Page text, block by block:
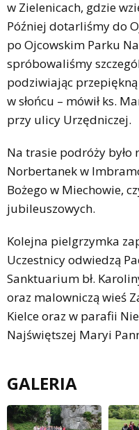
w Zielenicach, gdzie
Później dotarliśmy do
po Ojcowskim Parku
spróbowaliśmy
podziwiając
w słońcu – mówił ks.
przy ulicy Urzędniczej.
Na trasie podróży
Norbertanek w
Bożego w Miechowie,
jubileuszowych.
Kolejna pielgrzymka
Uczestnicy odwiedzą
Sanktuarium bł.
oraz malowniczą wieś
Kielce oraz w parafii
Najświętszej Maryi
GALERIA